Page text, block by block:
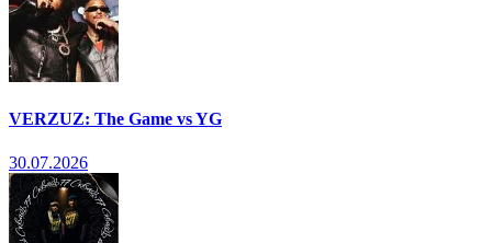
VERZUZ: The Game vs YG
30.07.2026